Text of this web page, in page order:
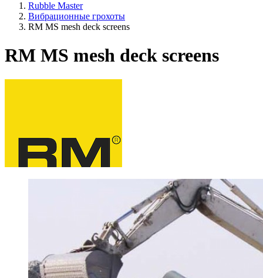
Rubble Master
Вибрационные грохоты
RM MS mesh deck screens
RM MS mesh deck screens